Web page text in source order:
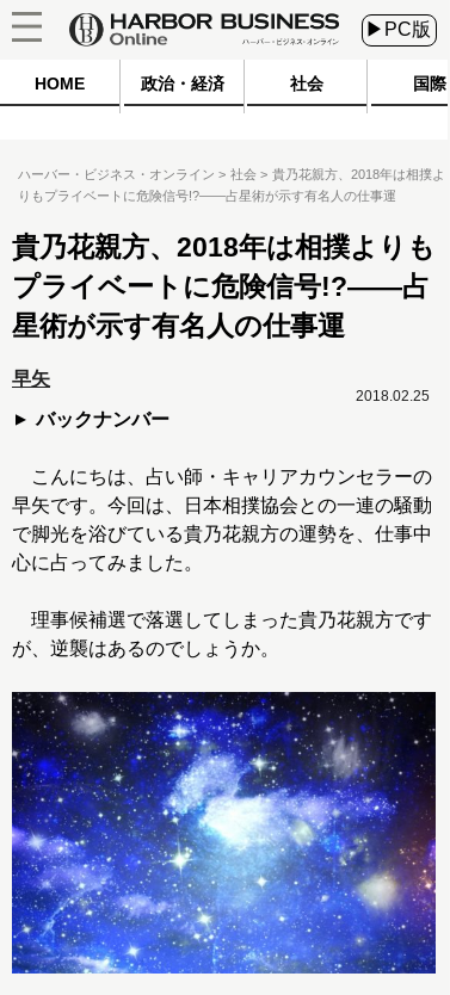
▶PC版
HOME 政治・経済 社会 国際
ハーバー・ビジネス・オンライン 社会
貴乃花親方、2018年は相撲よ
りもプライベートに危険信号!?――占星術が示す有名人の仕事運
貴乃花親方、2018年は相撲よりも
プライベートに危険信号!?――占
星術が示す有名人の仕事運
早矢
バックナンバー
2018.02.25
こんにちは、占い師・キャリアカウンセラーの
早矢です。今回は、日本相撲協会との一連の騒動
で脚光を浴びている貴乃花親方の運勢を、仕事中
心に占ってみました。
理事候補選で落選してしまった貴乃花親方です
が、逆襲はあるのでしょうか。